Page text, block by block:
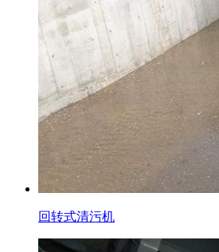
回转式清污机